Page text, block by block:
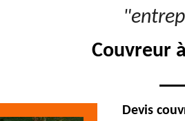
Couvreur
Devis